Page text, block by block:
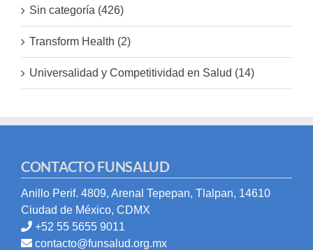
Sin categoría (426)
Transform Health (2)
Universalidad y Competitividad en Salud (14)
CONTACTO FUNSALUD
Anillo Perif. 4809, Arenal Tepepan, Tlalpan, 14610
Ciudad de México, CDMX
+52 55 5655 9011
contacto@funsalud.org.mx